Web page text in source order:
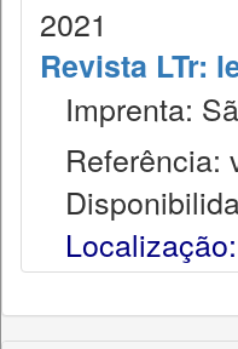
2021
Revista LTr:
Imprenta:
Referência:
Localização: